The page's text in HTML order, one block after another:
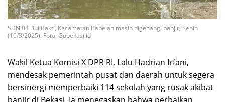
SDN 04 Bui Bakti, Kecamatan Babelan masih digenangi banjir, Senin
(10/3/2025). Foto: Gobekasi.id
Wakil Ketua Komisi X DPR RI, Lalu Hadrian Irfani,
mendesak pemerintah pusat dan daerah untuk segera
bersinergi memperbaiki 114 sekolah yang rusak akibat